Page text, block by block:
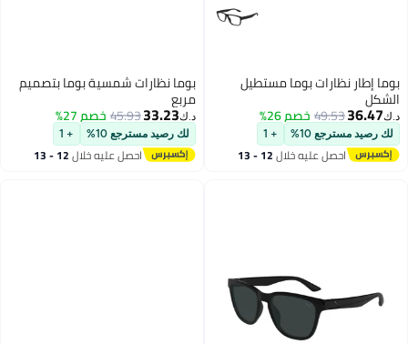
بوما إطار نظارات بوما مستطيل
الشكل
د.ك‏36.47
49.53خصم 26%
لك رصيد مسترجع 10% + 1
احصل عليه خلال 12 - 13
بوما نظارات شمسية بوما بتصميم
مربع
د.ك‏33.23
45.93خصم 27%
لك رصيد مسترجع 10% + 1
احصل عليه خلال 12 - 13